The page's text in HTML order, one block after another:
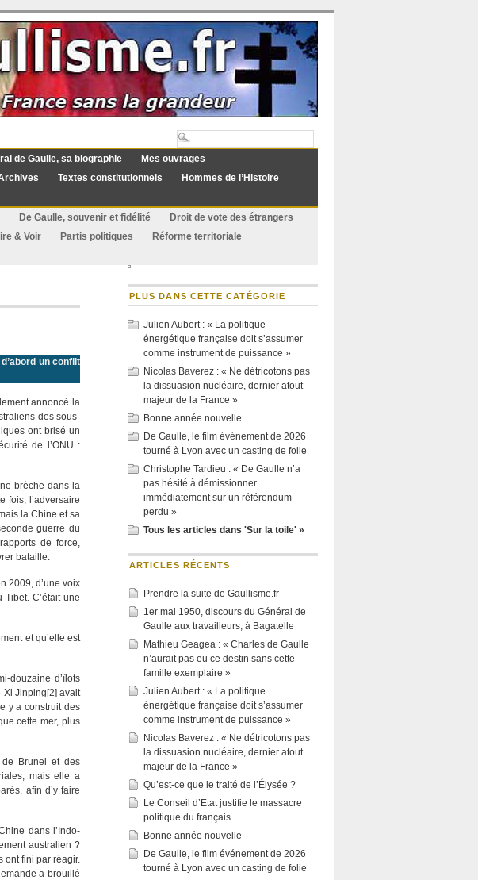
de Gaulle, sa biographie
Mes ouvrages
Textes constitutionnels
Hommes de l’Histoire
De Gaulle, souvenir et fidélité
Droit de vote des étrangers
& Voir Partis politiques
Réforme territoriale
un conflit
annoncé la
des sous-
ont brisé un
de l’ONU :
brèche dans la
fois, l’adversaire
la Chine et sa
guerre du
de force,
bataille.
2009, d’une voix
C’était une
et qu’elle est
douzaine d’îlots
Xi Jinping [2] avait
y a construit des
cette mer, plus
Brunei et des
mais elle a
afin d’y faire
dans l’Indo-
australien ?
ont fini par réagir.
a brouillé
PLUS DANS CETTE CATÉGORIE
Julien Aubert : « La politique
énergétique française doit s’assumer
comme instrument de puissance »
Nicolas Baverez : « Ne détricotons pas
la dissuasion nucléaire, dernier atout
majeur de la France »
Bonne année nouvelle
De Gaulle, le film événement de 2026
tourné à Lyon avec un casting de folie
Christophe Tardieu : « De Gaulle n’a
pas hésité à démissionner
immédiatement sur un référendum
perdu »
Tous les articles dans 'Sur la toile' »
ARTICLES RÉCENTS
Prendre la suite de Gaullisme.fr
1er mai 1950, discours du Général de
Gaulle aux travailleurs, à Bagatelle
Mathieu Geagea : « Charles de Gaulle
n’aurait pas eu ce destin sans cette
famille exemplaire »
Julien Aubert : « La politique
énergétique française doit s’assumer
comme instrument de puissance »
Nicolas Baverez : « Ne détricotons pas
la dissuasion nucléaire, dernier atout
majeur de la France »
Qu’est-ce que le traité de l’Élysée ?
Le Conseil d’Etat justifie le massacre
politique du français
Bonne année nouvelle
De Gaulle, le film événement de 2026
tourné à Lyon avec un casting de folie